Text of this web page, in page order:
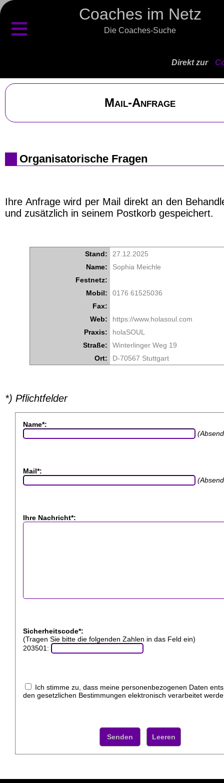
Coaches im Netz
Die Coaches-Suche
≡
Direkt zur
Mail-Anfrage
Organisatorische Fragen
Ihre Anfrage wird per Mail direkt an den
und zusätzlich in seinem Postkorb gespeichert.
Stand:
27.12.2025
Name:
Sophia Meichle
Festnetz:
Mobil:
0176 61525036
Fax:
Web:
https://www.holasoul.com
Praxis:
holaSOUL
Straße:
Winterlinger Weg 19
Ort:
D-70567 Stuttgart
*) Pflichtfelder
Name*:
Mail*:
Ihre Nachricht*:
Sicherheitscode*:
(Tragen Sie bitte die folgenden Zahlen in das Feld ein)
203501:
Ich stimme zu, dass meine personenbezogenen Daten
den gesetzlichen Bestimmungen elektronisch verarbeitet